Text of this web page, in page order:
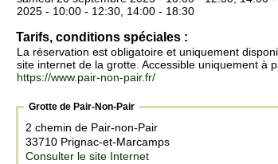
2025 - 10:00 - 12:30, 14:00 - 18:30
Tarifs, conditions spéciales :
La réservation est obligatoire et uniquement
site internet de la grotte. Accessible uniquement à
https://www.pair-non-pair.fr/
Grotte de Pair-Non-Pair
2 chemin de Pair-non-Pair
33710 Prignac-et-Marcamps
Consulter le site Internet